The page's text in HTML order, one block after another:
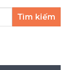
Tìm kiếm